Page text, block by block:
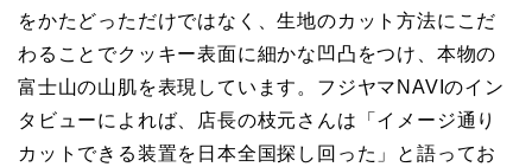
をかたどっただけではなく、生地のカット方法にこだ
わることでクッキー表面に細かな凹凸をつけ、本物の
富士山の山肌を表現しています。フジヤマNAVIのイン
タビューによれば、店長の枝元さんは「イメージ通り
カットできる装置を日本全国探し回った」と語ってお